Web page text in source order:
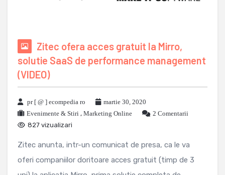
Zitec ofera acces gratuit la Mirro,
solutie SaaS de performance management
(VIDEO)
pr [ @ ] ecompedia ro
martie 30, 2020
Evenimente & Stiri , Marketing Online
2 Comentarii
827 vizualizari
Zitec anunta, intr-un comunicat de presa, ca le va
oferi companiilor doritoare acces gratuit (timp de 3